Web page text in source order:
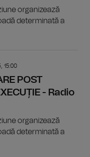
organizează
determinată a
15:00
POST
- Radio
organizează
determinată a